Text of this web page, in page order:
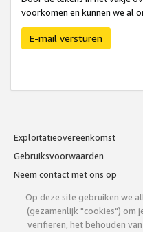
voorkomen en kunnen we al
E-mail versturen
Exploitatieovereenkomst
Gebruiksvoorwaarden
Neem contact met ons op
Op deze site gebruiken we
(gezamenlijk "cookies") om
verifiëren, het behouden